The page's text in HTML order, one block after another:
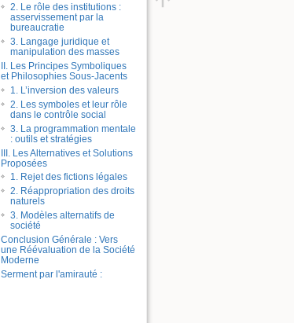
2. Le rôle des institutions :
asservissement par la
bureaucratie
3. Langage juridique et
manipulation des masses
II. Les Principes Symboliques
et Philosophies Sous-Jacents
1. L’inversion des valeurs
2. Les symboles et leur rôle
dans le contrôle social
3. La programmation mentale
: outils et stratégies
III. Les Alternatives et Solutions
Proposées
1. Rejet des fictions légales
2. Réappropriation des droits
naturels
3. Modèles alternatifs de
société
Conclusion Générale : Vers
une Réévaluation de la Société
Moderne
Serment par l'amirauté :